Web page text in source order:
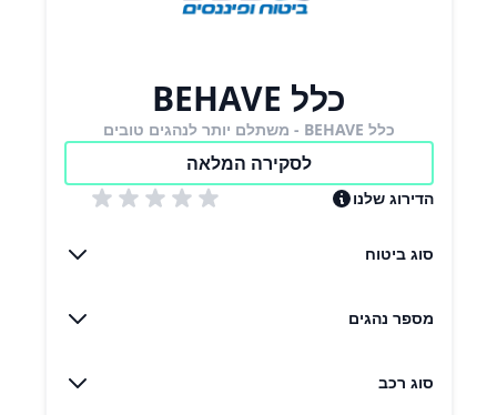
במקרה של
עבודה
כיסוי
כלל BEHAVE
כלל BEHAVE - משתלם יותר לנהגים טובים
לסקירה המלאה
הדירוג שלנו
סוג ביטוח
מספר נהגים
סוג רכב